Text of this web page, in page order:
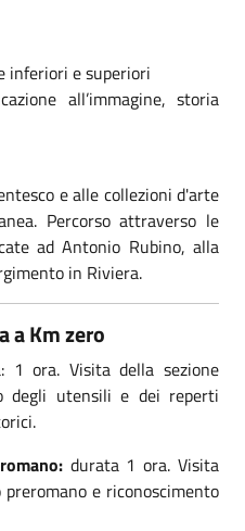
inferiori e superiori
all’immagine, storia
e alle collezioni d'arte
Percorso attraverso le
ad Antonio Rubino, alla
in Riviera.
a Km zero
1 ora. Visita della sezione
degli utensili e dei reperti
durata 1 ora. Visita
e riconoscimento